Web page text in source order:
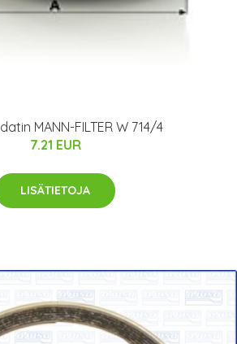
MANN-FILTER W 714/4
7.21 EUR
LISÄTIETOJA